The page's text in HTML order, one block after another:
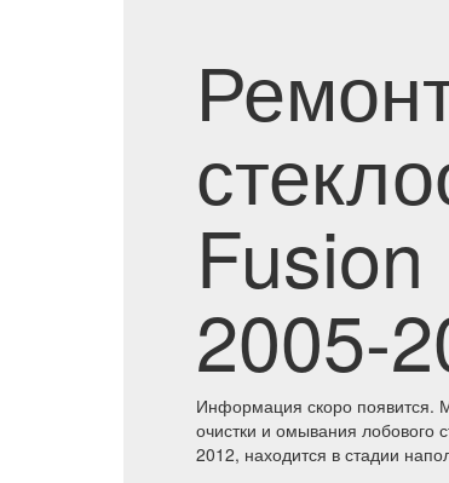
Fusion
2005-
Информация скоро появится.
очистки и омывания лобового
2012, находится в стадии